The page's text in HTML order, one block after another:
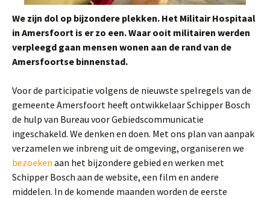
We zijn dol op bijzondere plekken. Het Militair Hospitaal
in Amersfoort is er zo een. Waar ooit militairen werden
verpleegd gaan mensen wonen aan de rand van de
Amersfoortse binnenstad.
Voor de participatie volgens de nieuwste spelregels van de
gemeente Amersfoort heeft ontwikkelaar Schipper Bosch
de hulp van Bureau voor Gebiedscommunicatie
ingeschakeld. We denken en doen. Met ons plan van aanpak
verzamelen we inbreng uit de omgeving, organiseren we
bezoeken aan het bijzondere gebied en werken met
Schipper Bosch aan de website, een film en andere
middelen. In de komende maanden worden de eerste